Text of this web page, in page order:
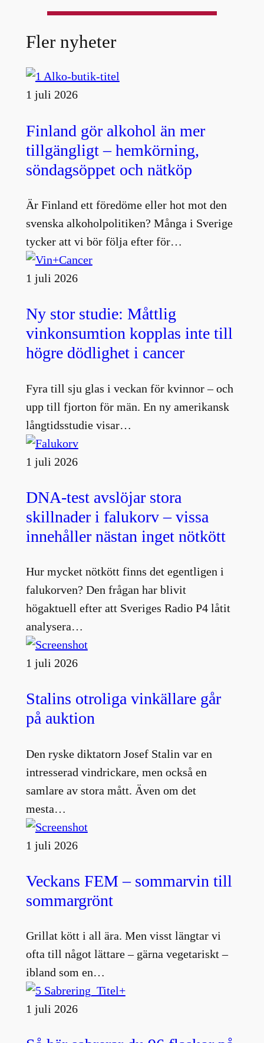
Fler nyheter
1 juli 2026
Finland gör alkohol än mer
tillgängligt – hemkörning,
söndagsöppet och nätköp
Är Finland ett föredöme eller hot mot den
svenska alkoholpolitiken? Många i Sverige
tycker att vi bör följa efter för…
1 juli 2026
Ny stor studie: Måttlig
vinkonsumtion kopplas inte till
högre dödlighet i cancer
Fyra till sju glas i veckan för kvinnor – och
upp till fjorton för män. En ny amerikansk
långtidsstudie visar…
1 juli 2026
DNA-test avslöjar stora
skillnader i falukorv – vissa
innehåller nästan inget nötkött
Hur mycket nötkött finns det egentligen i
falukorven? Den frågan har blivit
högaktuell efter att Sveriges Radio P4 låtit
analysera…
1 juli 2026
Stalins otroliga vinkällare går
på auktion
Den ryske diktatorn Josef Stalin var en
intresserad vindrickare, men också en
samlare av stora mått. Även om det
mesta…
1 juli 2026
Veckans FEM – sommarvin till
sommargrönt
Grillat kött i all ära. Men visst längtar vi
ofta till något lättare – gärna vegetariskt –
ibland som en…
1 juli 2026